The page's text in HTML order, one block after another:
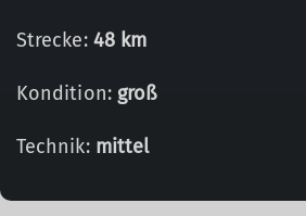
Strecke: 48 km
Kondition: groß
Technik: mittel